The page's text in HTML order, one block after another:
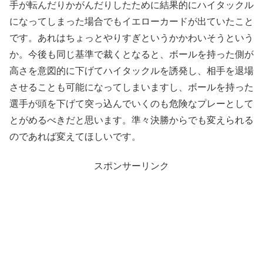
手が転んだりかがんだりしたために結果的にハイタックル
になってしまった場合でもイエローカードが出ていたこと
です。あれはちょっとやりすぎというかかわいそうという
か。今後も同じ基準で裁くとなると、ボールを持った側が
高さを意図的に下げてハイタックルを誘発し、相手を退場
させることも可能になってしまいますし、ボールを持った
選手が頭を下げて突っ込んでいくのも危険なプレーとして
とがめるべきだと思います。準々決勝からでも変えられる
のであれば変えてほしいです。
スポンサーリンク